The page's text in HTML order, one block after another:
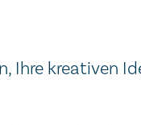
Ihre kreativen